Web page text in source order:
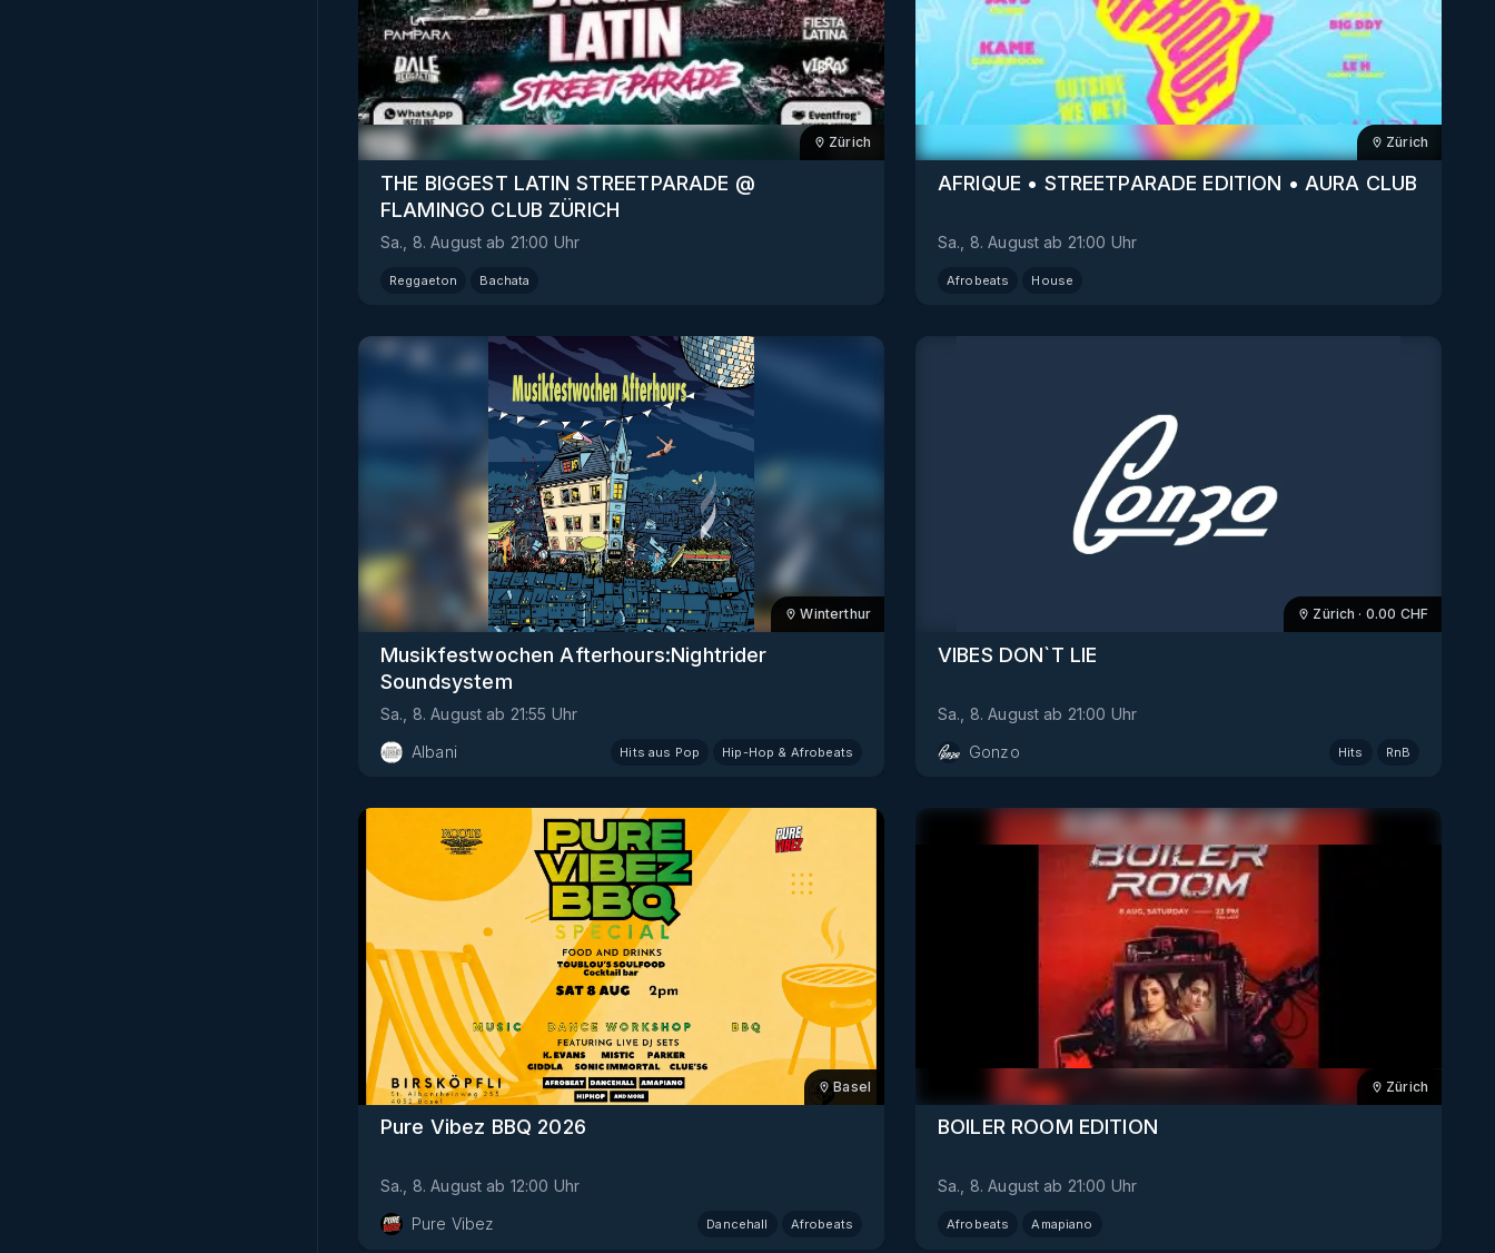
Zürich
THE BIGGEST LATIN STREETPARADE @
FLAMINGO CLUB ZÜRICH
Sa., 8. August ab 21:00 Uhr
Reggaeton Bachata
Zürich
AFRIQUE • STREETPARADE EDITION • AURA CLUB
Sa., 8. August ab 21:00 Uhr
Afrobeats House
Winterthur
Musikfestwochen Afterhours:Nightrider
Soundsystem
Sa., 8. August ab 21:55 Uhr
Albani
Hits aus Pop Hip-Hop & Afrobeats
Zürich · 0.00 CHF
VIBES DON`T LIE
Sa., 8. August ab 21:00 Uhr
Gonzo
Hits RnB
Basel
Pure Vibez BBQ 2026
Sa., 8. August ab 12:00 Uhr
Pure Vibez
Dancehall Afrobeats
Zürich
BOILER ROOM EDITION
Sa., 8. August ab 21:00 Uhr
Afrobeats Amapiano